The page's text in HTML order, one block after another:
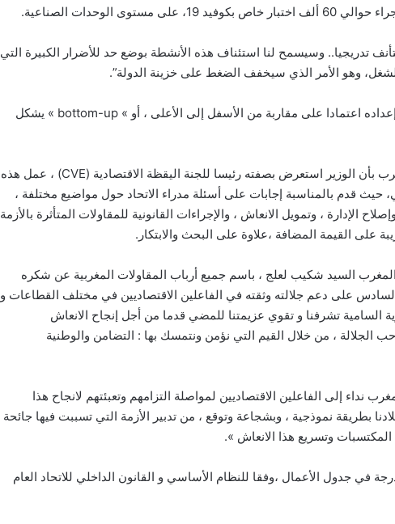
الوحدات الصناعية.
تدريجيا.. وسيسمح لنا استئناف هذه الأنشطة بوضع حد للأضرار الكبيرة التي
وهو الأمر الذي سيخفف الضغط على خزينة الدولة”.
واعتبر بشعبون، أن المخطط الذي تم إعداده اعتمادا على مقاربة من الأسفل إلى الأعلى ، أو » bottom-up » يشكل
و أفاد بلاغ للاتحاد العام لمقاولات المغرب بأن الوزير استعرض بصفته رئيسا للجنة اليقظة الاقتصادية (CVE) ، عمل هذه
حيث قدم بالمناسبة إجابات على أسئلة مدراء الاتحاد حول مواضيع مختلفة ،
الإدارة ، وتمويل الانعاش ، والإجراءات القانونية للمقاولات المتأثرة بالأزمة
على القيمة المضافة ،علاوة على البحث والابتكار.
السيد شكيب لعلج ، باسم جميع أرباب المقاولات المغربية عن شكره
على دعم جلالته وثقته في الفاعلين الاقتصاديين في مختلف القطاعات و
السامية تشرفنا و تقوي عزيمتنا للمضي قدما من أجل إنجاح الانعاش
الجلالة ، من خلال القيم التي نؤمن ونتمسك بها : التضامن والوطنية
نداء إلى الفاعلين الاقتصاديين لمواصلة التزامهم وتعبئتهم لانجاح هذا
بطريقة نموذجية ، وبشجاعة وتوقع ، من تدبير الأزمة التي تسببت فيها جائحة
جدول الأعمال ،وفقا للنظام الأساسي و القانون الداخلي للاتحاد العام